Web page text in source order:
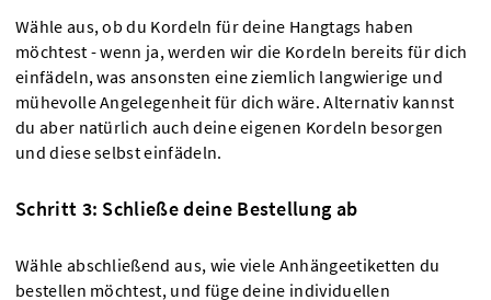
Wähle aus, ob du Kordeln für deine Hangtags haben
möchtest - wenn ja, werden wir die Kordeln bereits für dich
einfädeln, was ansonsten eine ziemlich langwierige und
mühevolle Angelegenheit für dich wäre. Alternativ kannst
du aber natürlich auch deine eigenen Kordeln besorgen
und diese selbst einfädeln.
Schritt 3: Schließe deine Bestellung ab
Wähle abschließend aus, wie viele Anhängeetiketten du
bestellen möchtest, und füge deine individuellen